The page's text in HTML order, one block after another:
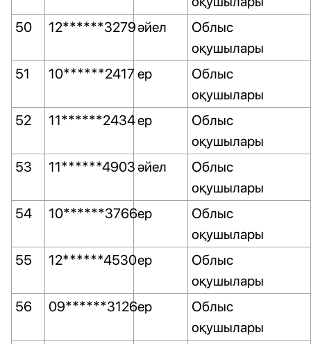
50
12******3279әйел
Облыс
оқушылары
51
10******2417 ер
Облыс
оқушылары
52
11******2434ер
Облыс
оқушылары
53
11******4903әйел
Облыс
оқушылары
54
10******3766ер
Облыс
оқушылары
55
12******4530ер
Облыс
оқушылары
56
09******3126ер
Облыс
оқушылары